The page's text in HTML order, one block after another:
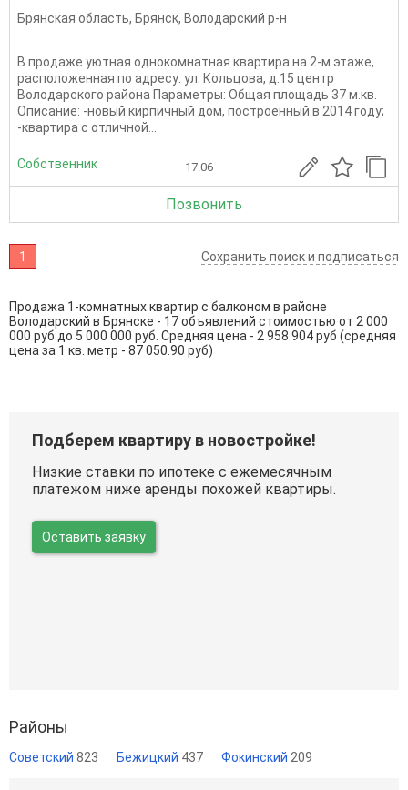
Брянская область, Брянск, Володарский р-н
B продаже уютная однокомнатная квартира на 2-м этаже,
расположенная по адресу: ул. Кольцова, д.15 центр
Володарского района Параметры: Общая площадь 37 м.кв.
Oпиcaние: -новый кирпичный дом, построенный в 2014 году;
-квартира с отличной...
Собственник 17.06
Позвонить
1 Сохранить поиск и подписаться
Продажа 1-комнатных квартир с балконом в районе
Володарский в Брянске - 17 объявлений стоимостью от 2 000
000 руб до 5 000 000 руб. Средняя цена - 2 958 904 руб (средняя
цена за 1 кв. метр - 87 050.90 руб)
Подберем квартиру в новостройке!
Низкие ставки по ипотеке с ежемесячным
платежом ниже аренды похожей квартиры.
Оставить заявку
Районы
Советский 823 Бежицкий 437 Фокинский 209